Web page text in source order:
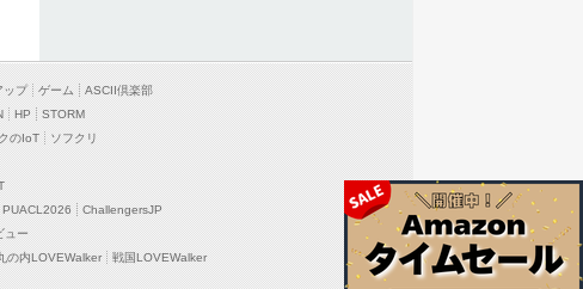
ップ ゲーム
ASCII倶楽部
HP
STORM
のIoT
ソフクリ
PUACL2026
ChallengersJP
ュー
の内LOVEWalker 戦国LOVEWalker